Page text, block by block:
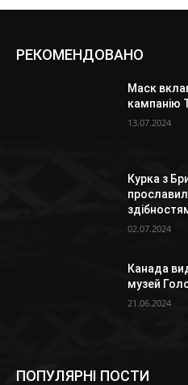
РЕКОМЕНДОВАНО
Маск
кампанію
13.07.2024
Курка з
02.07.2024
Канада
музей
21.06.2024
ПОПУЛЯРНІ ПОСТИ